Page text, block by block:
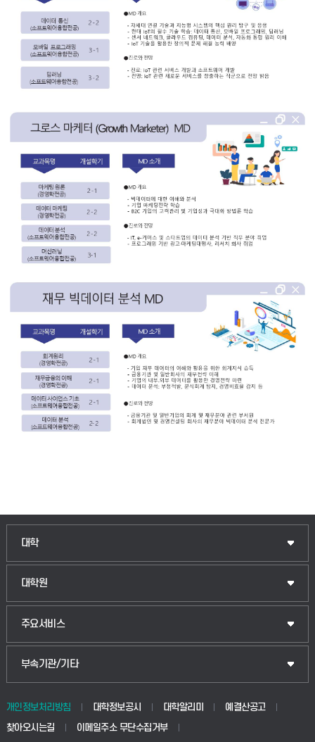
대학
인문융합공공인재학부
법경영학부
생명공학부
대학원
일반대학원
산업대학원
공공정책대학원
교육대학원
주요서비스
입학안내
웹메일
학사시스템(전문학사 및 전공심화)
부속기관/기타
중앙도서관
학생생활관(안성)
개인정보처리방침 대학정보공시 대학알리미
예결산공고
찾아오시는길
이메일주소 무단수집거부